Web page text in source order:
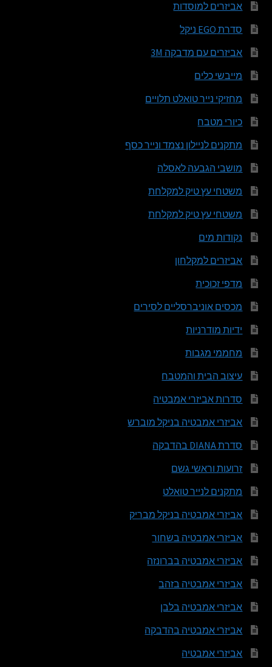
אביזרים למוסדות
סדרת EGO ניקל
אביזרים עם מדבקה 3M
מייבשי כלים
מחזיקי נייר טואלט תלויים
כיורי מטבח
מתקנים לניילון נצמד ונייר כסף
מושבי הגבעה לאסלה
משטחי עץ טיק למקלחת
משטחי עץ טיק למקלחת
נקודות מים
אביזרים למקלחון
מדפי זכוכית
מכסים אוניברסליים לסירים
ידיות מודרניות
מחממי מגבות
עיצוב הבית והמטבח
סדרות אביזרי אמבטיה
אביזרי אמבטיה בניקל מוברש
סדרת DIANA בהדבקה
זרועות וראשי גשם
מתקנים לנייר טואלט
אביזרי אמבטיה בניקל מבריק
אביזרי אמבטיה בשחור
אביזרי אמבטיה בברונזה
אביזרי אמבטיה בזהב
אביזרי אמבטיה בלבן
אביזרי אמבטיה בהדבקה
אביזרי אמבטיה